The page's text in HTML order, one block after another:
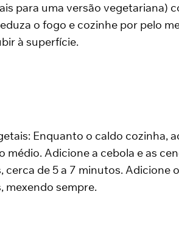
para uma versão vegetariana)
o fogo e cozinhe por pelo
à superfície.
Enquanto o caldo cozinha,
médio. Adicione a cebola e as
cerca de 5 a 7 minutos. Adicione
mexendo sempre.